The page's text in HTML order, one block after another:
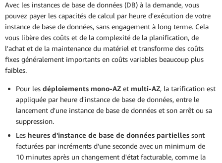
Avec les instances de base de données (DB) à la demande, vous
pouvez payer les capacités de calcul par heure d'exécution de votre
instance de base de données, sans engagement à long terme. Cela
vous libère des coûts et de la complexité de la planification, de
l'achat et de la maintenance du matériel et transforme des coûts
fixes généralement importants en coûts variables beaucoup plus
faibles.
Pour les déploiements mono-AZ et multi-AZ, la tarification est
appliquée par heure d'instance de base de données, entre le
lancement d'une instance de base de données et son arrêt ou sa
suppression.
Les heures d'instance de base de données partielles sont
facturées par incréments d'une seconde avec un minimum de
10 minutes après un changement d'état facturable, comme la